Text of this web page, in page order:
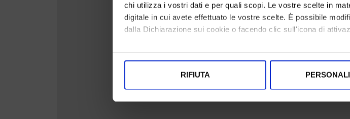
chi utilizza i vostri dati e per quali scopi. Le vostre scelte in
digitale in cui avete effettuato le vostre scelte. È possibile
dalla Dichiarazione sui cookie o facendo clic sull'icona di
Con il tuo consenso, vorremmo anche:
Identificare il tuo dispositivo, scansionandolo
digitali).
RIFIUTA